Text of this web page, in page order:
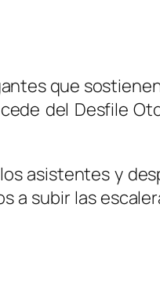
que
del Desfile
asistentes y
a subir las